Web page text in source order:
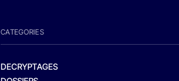
CATEGORIES
DECRYPTAGES